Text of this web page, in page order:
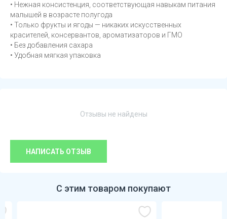
• Нежная консистенция, соответствующая навыкам питания
малышей в возрасте полугода
• Только фрукты и ягоды — никаких искусственных
красителей, консервантов, ароматизаторов и ГМО
• Без добавления сахара
• Удобная мягкая упаковка
Отзывы не найдены
НАПИСАТЬ ОТЗЫВ
С этим товаром покупают